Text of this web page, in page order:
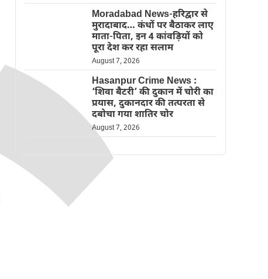
Moradabad News-हरिद्वार से
मुरादाबाद… कंधों पर बैठाकर लाए
माता-पिता, इन 4 कांवड़ियों को
पूरा देश कर रहा सलाम
August 7, 2026
Hasanpur Crime News :
‘शिवा बैटरी’ की दुकान में चोरी का
प्रयास, दुकानदार की तत्परता से
दबोचा गया शातिर चोर
August 7, 2026